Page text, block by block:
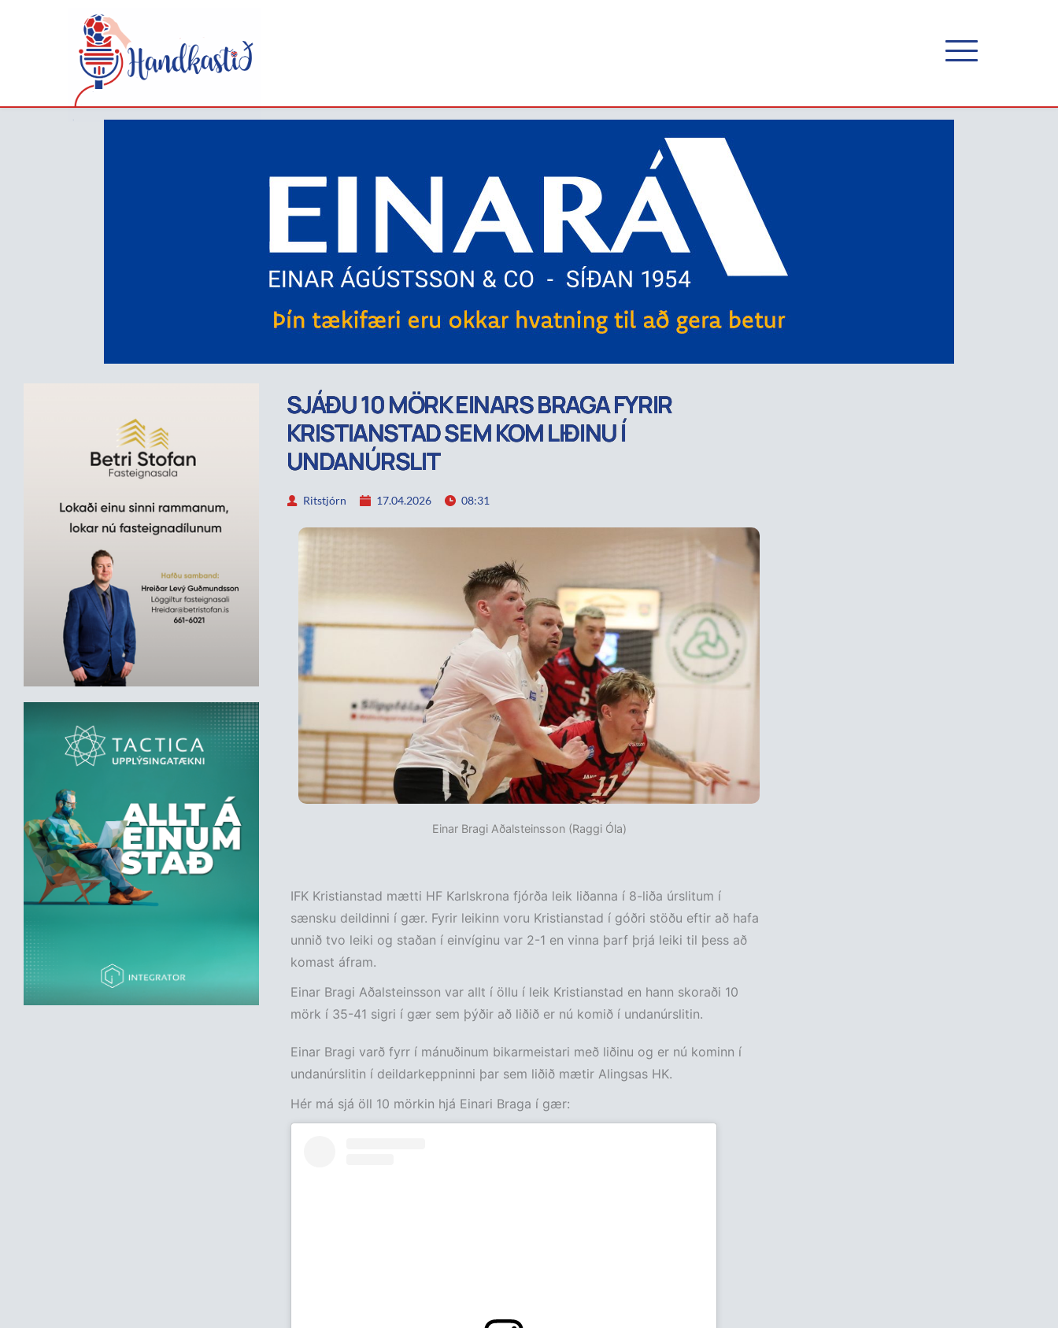
SJÁÐU 10 MÖRK EINARS BRAGA FYRIR
KRISTIANSTAD SEM KOM LIÐINU Í
UNDANÚRSLIT
Ritstjórn 17.04.2026 08:31
Einar Bragi Aðalsteinsson (Raggi Óla)
IFK Kristianstad mætti HF Karlskrona fjórða leik liðanna í 8-liða úrslitum í
sænsku deildinni í gær. Fyrir leikinn voru Kristianstad í góðri stöðu eftir að hafa
unnið tvo leiki og staðan í einvíginu var 2-1 en vinna þarf þrjá leiki til þess að
komast áfram.
Einar Bragi Aðalsteinsson var allt í öllu í leik Kristianstad en hann skoraði 10
mörk í 35-41 sigri í gær sem þýðir að liðið er nú komið í undanúrslitin.
Einar Bragi varð fyrr í mánuðinum bikarmeistari með liðinu og er nú kominn í
undanúrslitin í deildarkeppninni þar sem liðið mætir Alingsas HK.
Hér má sjá öll 10 mörkin hjá Einari Braga í gær: